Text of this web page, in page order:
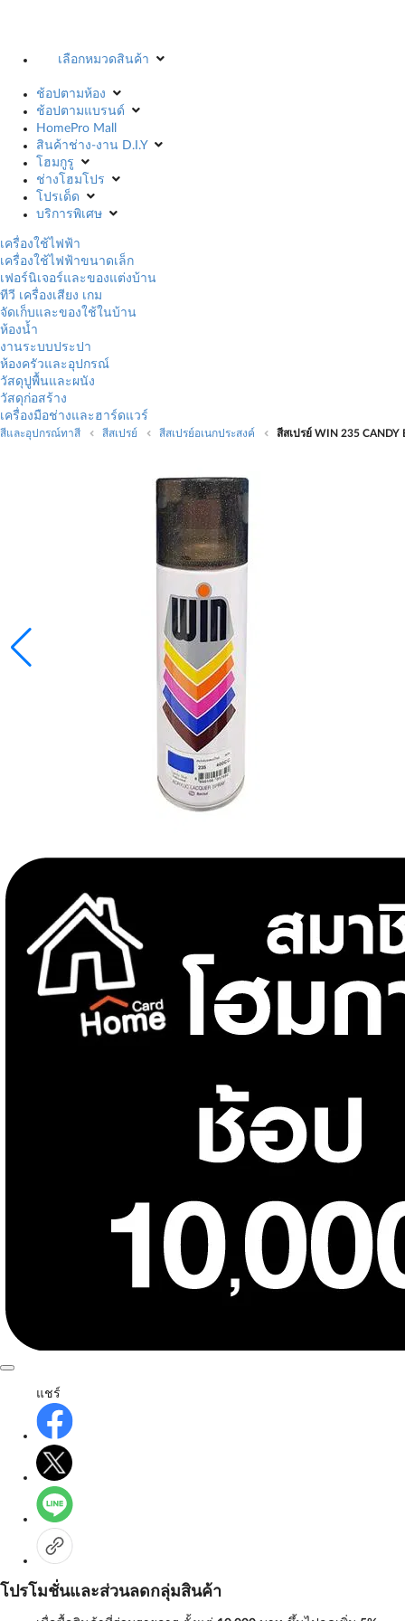
เลือกหมวดสินค้า
ช้อปตามห้อง
ช้อปตามแบรนด์
HomePro Mall
สินค้าช่าง-งาน D.I.Y
โฮมกูรู
ช่างโฮมโปร
โปรเด็ด
บริการพิเศษ
เครื่องใช้ไฟฟ้า
เครื่องใช้ไฟฟ้าขนาดเล็ก
เฟอร์นิเจอร์และของแต่งบ้าน
ทีวี เครื่องเสียง เกม
จัดเก็บและของใช้ในบ้าน
ห้องน้ำ
งานระบบประปา
ห้องครัวและอุปกรณ์
วัสดุปูพื้นและผนัง
วัสดุก่อสร้าง
เครื่องมือช่างและฮาร์ดแวร์
สีและอุปกรณ์ทาสี สีสเปรย์ สีสเปรย์อเนกประสงค์ สีสเปรย์ WIN 235 CANDY
แชร์
โปรโมชั่นและส่วนลดกลุ่มสินค้า